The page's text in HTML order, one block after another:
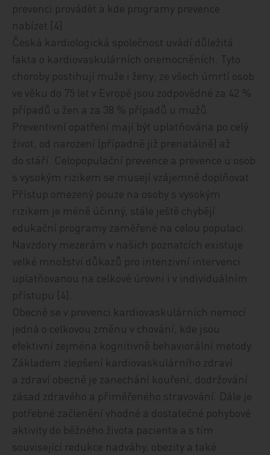
prevenci provádět a kde programy prevence
nabízet [4].
Česká kardiologická společnost uvádí důležitá
fakta o kardiovaskulárních onemocněních. Tyto
choroby postihují muže i ženy; ze všech úmrtí osob
ve věku do 75 let v Evropě jsou zodpovědné za 42 %
případů u žen a za 38 % případů u mužů.
Preventivní opatření mají být uplatňována po celý
život, od narození (případně již prenatálně) až
do stáří. Celopopulační prevence a prevence u osob
s vysokým rizikem se musejí vzájemně doplňovat.
Přístup omezený pouze na osoby s vysokým
rizikem je méně účinný, stále ještě chybějí
edukační programy zaměřené na celou populaci.
Navzdory mezerám v našich poznatcích existuje
velké množství důkazů pro intenzivní intervenci
uplatňovanou na celkové úrovni i v individuálním
přístupu [4].
Obecně se v prevenci kardiovaskulárních nemocí
jedná o celkovou změnu v chování, kde jsou
efektivní zejména kognitivně behaviorální metody.
Základem zlepšení kardiovaskulárního zdraví
a zdraví obecně je zanechání kouření, dodržování
zásad zdravého a přiměřeného stravování. Dále je
potřebné začlenění vhodné a dostatečné pohybové
aktivity do běžného života pacienta a s tím
související redukce nadváhy, obezity a také